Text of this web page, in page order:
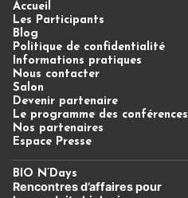
Accueil
Les Participants
Blog
Politique de confidentialité
Informations pratiques
Nous contacter
Salon
Devenir partenaire
Le programme des conférences
Nos partenaires
Espace Presse
BIO N’Days
Rencontres d’affairespour